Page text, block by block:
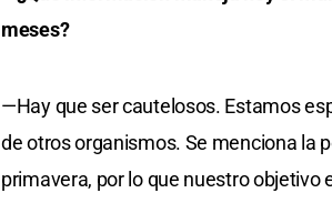
meses?
—Hay que ser cautelosos. Estamos
de otros organismos. Se menciona la
primavera, por lo que nuestro objetivo